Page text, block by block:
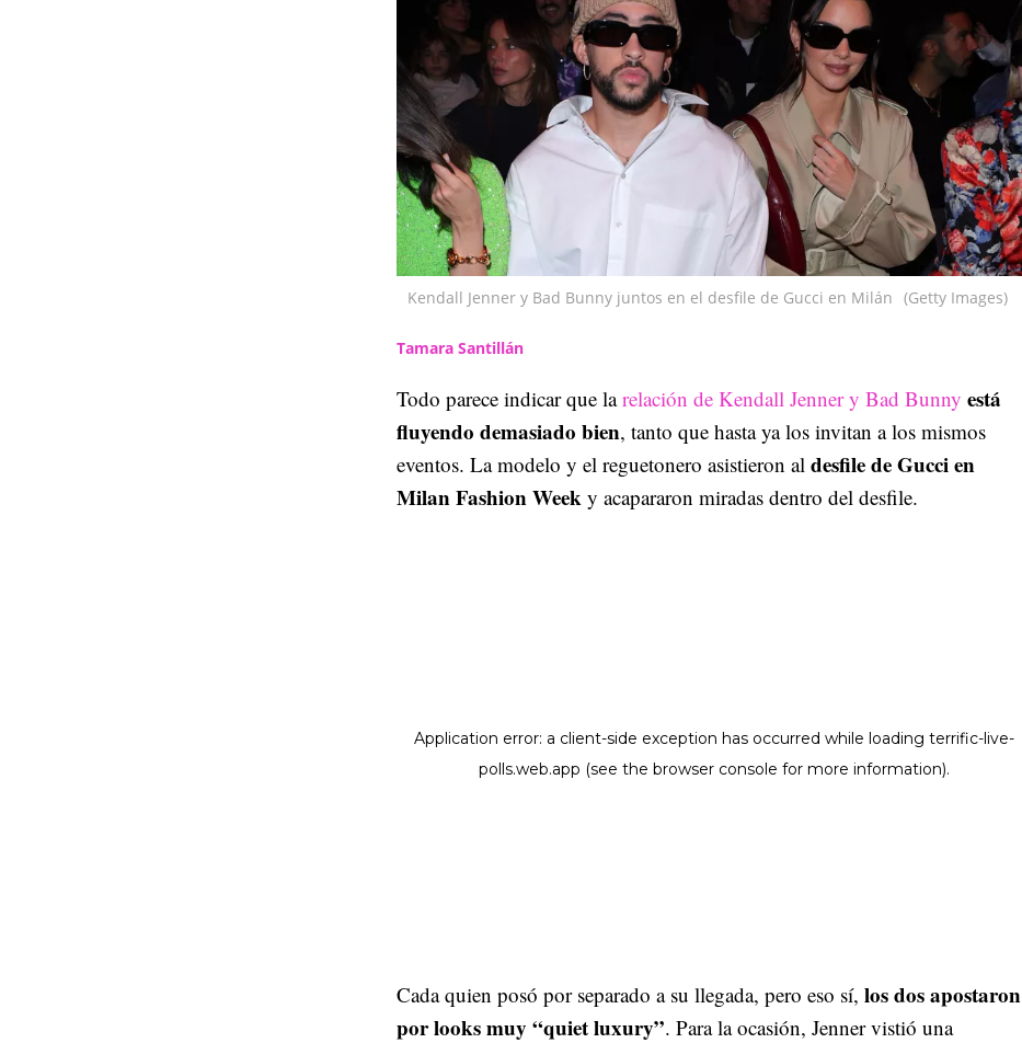
Kendall Jenner y Bad Bunny juntos en el desfile de Gucci en Milán (Getty Images)
Tamara Santillán
Todo parece indicar que la relación de Kendall Jenner y Bad Bunny está
fluyendo demasiado bien, tanto que hasta ya los invitan a los mismos
eventos. La modelo y el reguetonero asistieron al desfile de Gucci en
Milan Fashion Week y acapararon miradas dentro del desfile.
Cada quien posó por separado a su llegada, pero eso sí, los dos apostaron
por looks muy “quiet luxury”. Para la ocasión, Jenner vistió una